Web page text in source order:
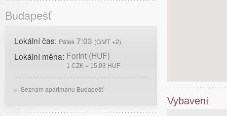
Vybavení
Budapešť
Lokální čas: Pátek 7:03 (GMT +2)
Lokální měna: Forint (HUF)
1 CZK = 15.03 HUF
Seznam apartmanu Budapešť